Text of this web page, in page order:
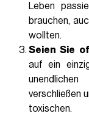
Leben
brauchen,
wollten.
Seien Sie
auf ein
verschließen
toxischen.